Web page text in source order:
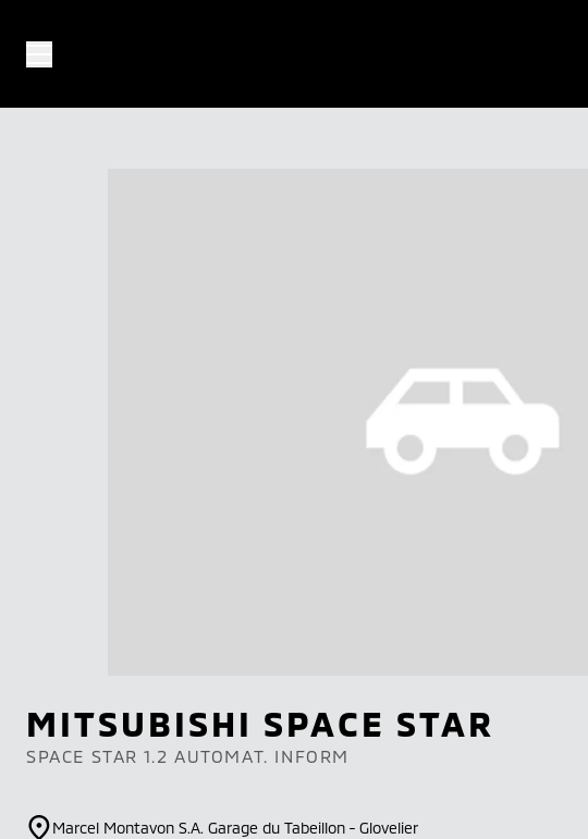
MITSUBISHI SPACE STAR
SPACE STAR 1.2 AUTOMAT. INFORM
Marcel Montavon S.A. Garage du Tabeillon - Glovelier